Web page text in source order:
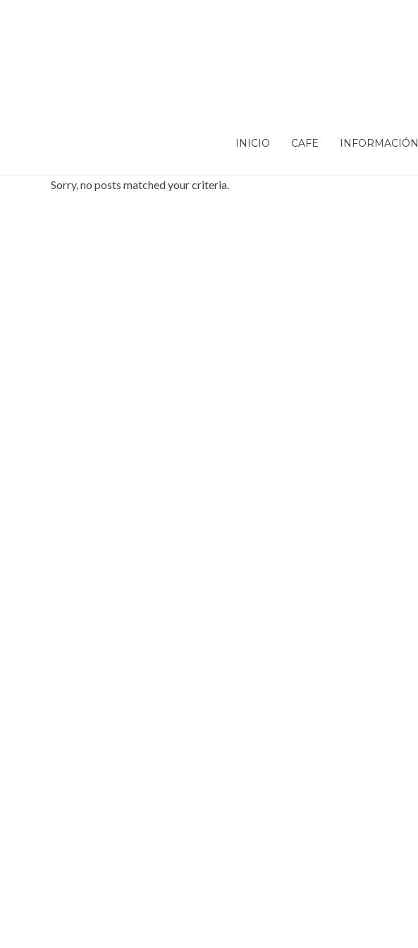
INICIO CAFE INFORMACIÓN
Sorry, no posts matched your criteria.